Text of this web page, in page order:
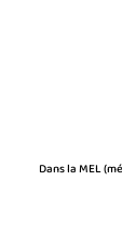
Dans la MEL